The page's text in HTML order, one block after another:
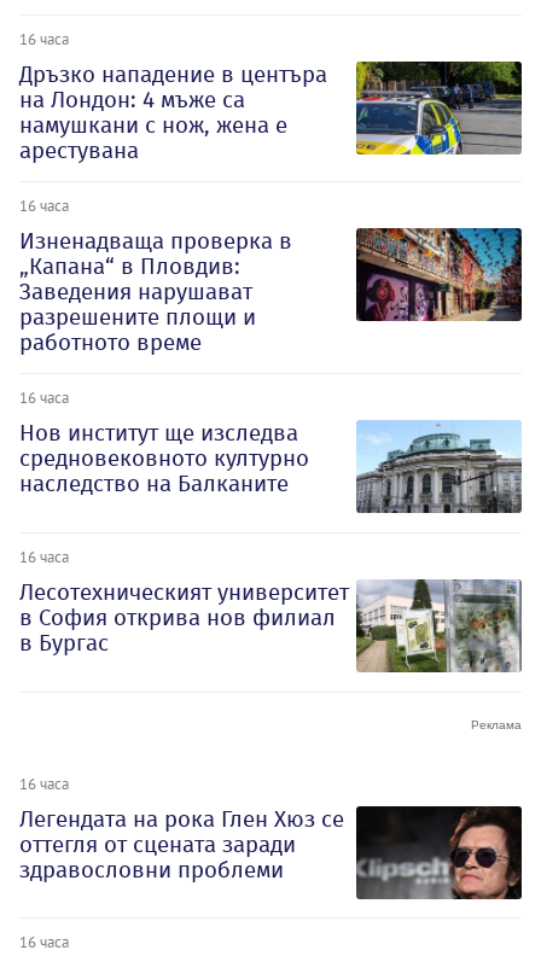
16 часа
Дръзко нападение в центъра
на Лондон: 4 мъже са
намушкани с нож, жена е
арестувана
16 часа
Изненадваща проверка в
„Капана“ в Пловдив:
Заведения нарушават
разрешените площи и
работното време
16 часа
Нов институт ще изследва
средновековното културно
наследство на Балканите
16 часа
Лесотехническият университет
в София открива нов филиал
в Бургас
16 часа
Легендата на рока Глен Хюз се
оттегля от сцената заради
здравословни проблеми
16 часа